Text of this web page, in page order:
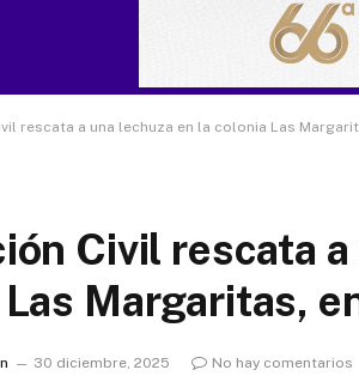
rescata a una lechuza en la colonia Las
Civil rescata
Margaritas,
30 diciembre, 2025 No hay comentarios